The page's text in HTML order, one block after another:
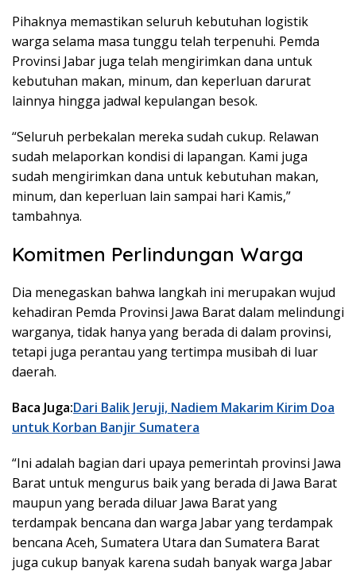
Pihaknya memastikan seluruh kebutuhan logistik
warga selama masa tunggu telah terpenuhi. Pemda
Provinsi Jabar juga telah mengirimkan dana untuk
kebutuhan makan, minum, dan keperluan darurat
lainnya hingga jadwal kepulangan besok.
“Seluruh perbekalan mereka sudah cukup. Relawan
sudah melaporkan kondisi di lapangan. Kami juga
sudah mengirimkan dana untuk kebutuhan makan,
minum, dan keperluan lain sampai hari Kamis,”
tambahnya.
Komitmen Perlindungan Warga
Dia menegaskan bahwa langkah ini merupakan wujud
kehadiran Pemda Provinsi Jawa Barat dalam melindungi
warganya, tidak hanya yang berada di dalam provinsi,
tetapi juga perantau yang tertimpa musibah di luar
daerah.
Baca Juga:Dari Balik Jeruji, Nadiem Makarim Kirim Doa
untuk Korban Banjir Sumatera
“Ini adalah bagian dari upaya pemerintah provinsi Jawa
Barat untuk mengurus baik yang berada di Jawa Barat
maupun yang berada diluar Jawa Barat yang
terdampak bencana dan warga Jabar yang terdampak
bencana Aceh, Sumatera Utara dan Sumatera Barat
juga cukup banyak karena sudah banyak warga Jabar